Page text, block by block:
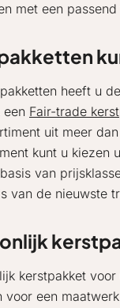
met een
heeft u
Fair-trade
uit meer
kunt u
van
van de nieuwste
kerstpakket
voor een